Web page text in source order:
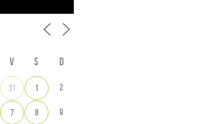
V S D
31 1 2
7 8 9